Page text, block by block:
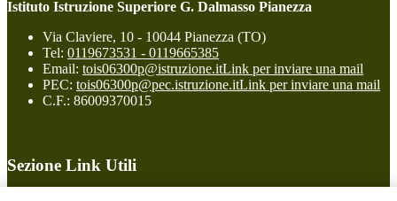
Istituto Istruzione Superiore G. Dalmasso Pianezza
Via Claviere, 10 - 10044 Pianezza (TO)
Tel: 0119673531 - 0119665385
Email: tois06300p@istruzione.itLink per inviare una mail
PEC: tois06300p@pec.istruzione.itLink per inviare una mail
C.F.: 86009370015
Sezione Link Utili